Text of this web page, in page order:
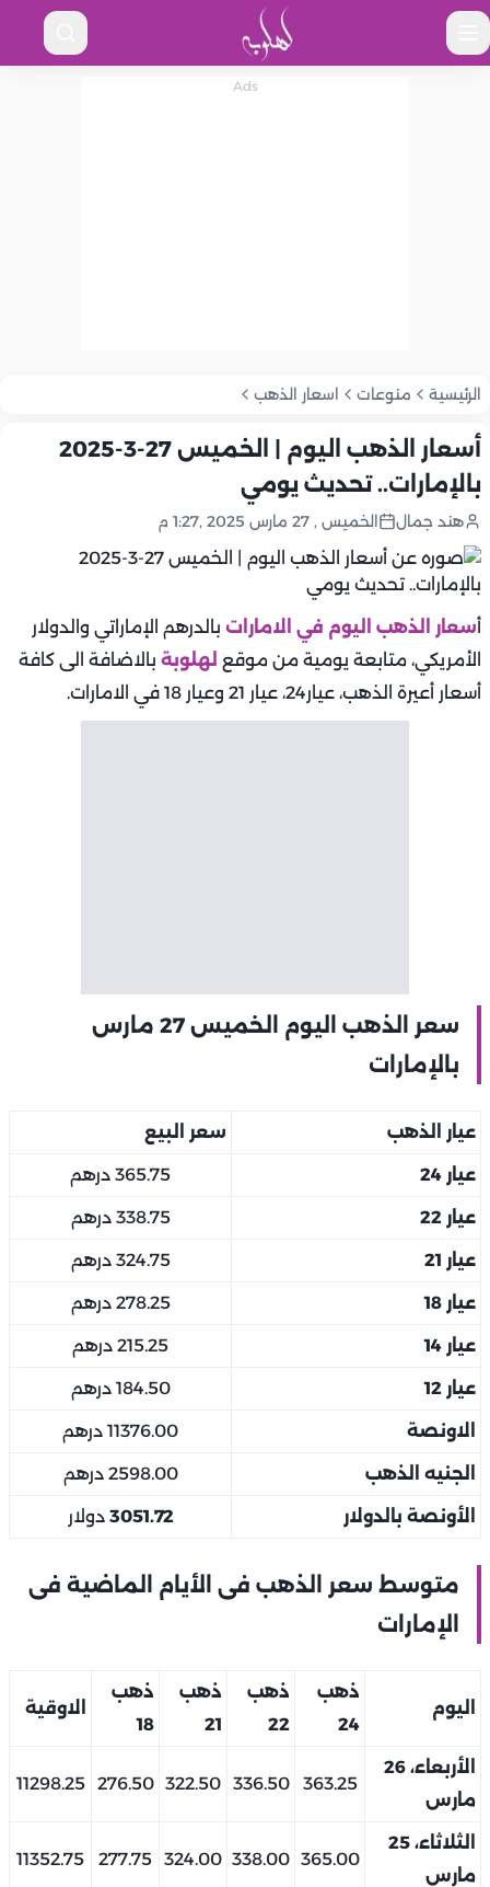
الرئيسية منوعات اسعار الذهب
أسعار الذهب اليوم | الخميس 27-3-2025
بالإمارات.. تحديث يومي
هند جمال الخميس , 27 مارس 2025 ,1:27 م
أسعار الذهب اليوم في الامارات بالدرهم الإماراتي والدولار
الأمريكي، متابعة يومية من موقع لهلوبة بالاضافة الى كافة
أسعار أعيرة الذهب، عيار24، عيار 21 وعيار 18 في الامارات.
سعر الذهب اليوم الخميس 27 مارس
بالإمارات
عيار الذهب سعر البيع
عيار 24 365.75 درهم
عيار 22 338.75 درهم
عيار 21 324.75 درهم
عيار 18 278.25 درهم
عيار 14 215.25 درهم
عيار 12 184.50 درهم
الاونصة 11376.00 درهم
الجنيه الذهب 2598.00 درهم
الأونصة بالدولار 3051.72 دولار
متوسط سعر الذهب فى الأيام الماضية فى
الإمارات
اليوم
ذهب
24
ذهب
22
ذهب
21
ذهب
18
الاوقية
الأربعاء، 26
مارس
363.25
336.50
322.50
276.50
11298.25
الثلاثاء، 25
مارس
365.00
338.00
324.00
277.75
11352.75